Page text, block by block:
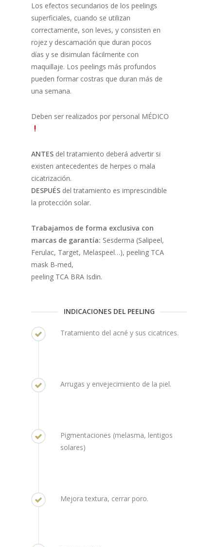
Los efectos secundarios de los peelings
superficiales, cuando se utilizan
correctamente, son leves, y consisten en
rojez y descamación que duran pocos
días y se disimulan fácilmente con
maquillaje. Los peelings más profundos
pueden formar costras que duran más de
una semana.
Deben ser realizados por personal MÉDICO
ANTES del tratamiento deberá advertir si
existen antecedentes de herpes o mala
cicatrización.
DESPUÉS del tratamiento es imprescindible
la protección solar.
Trabajamos de forma exclusiva con
marcas de garantía: Sesderma (Salipeel,
Ferulac, Target, Melaspeel…), peeling TCA
mask B-med,
peeling TCA BRA Isdin.
INDICACIONES DEL PEELING
Tratamiento del acné y sus cicatrices.
Arrugas y envejecimiento de la piel.
Pigmentaciones (melasma, lentigos
solares)
Mejora textura, cerrar poro.